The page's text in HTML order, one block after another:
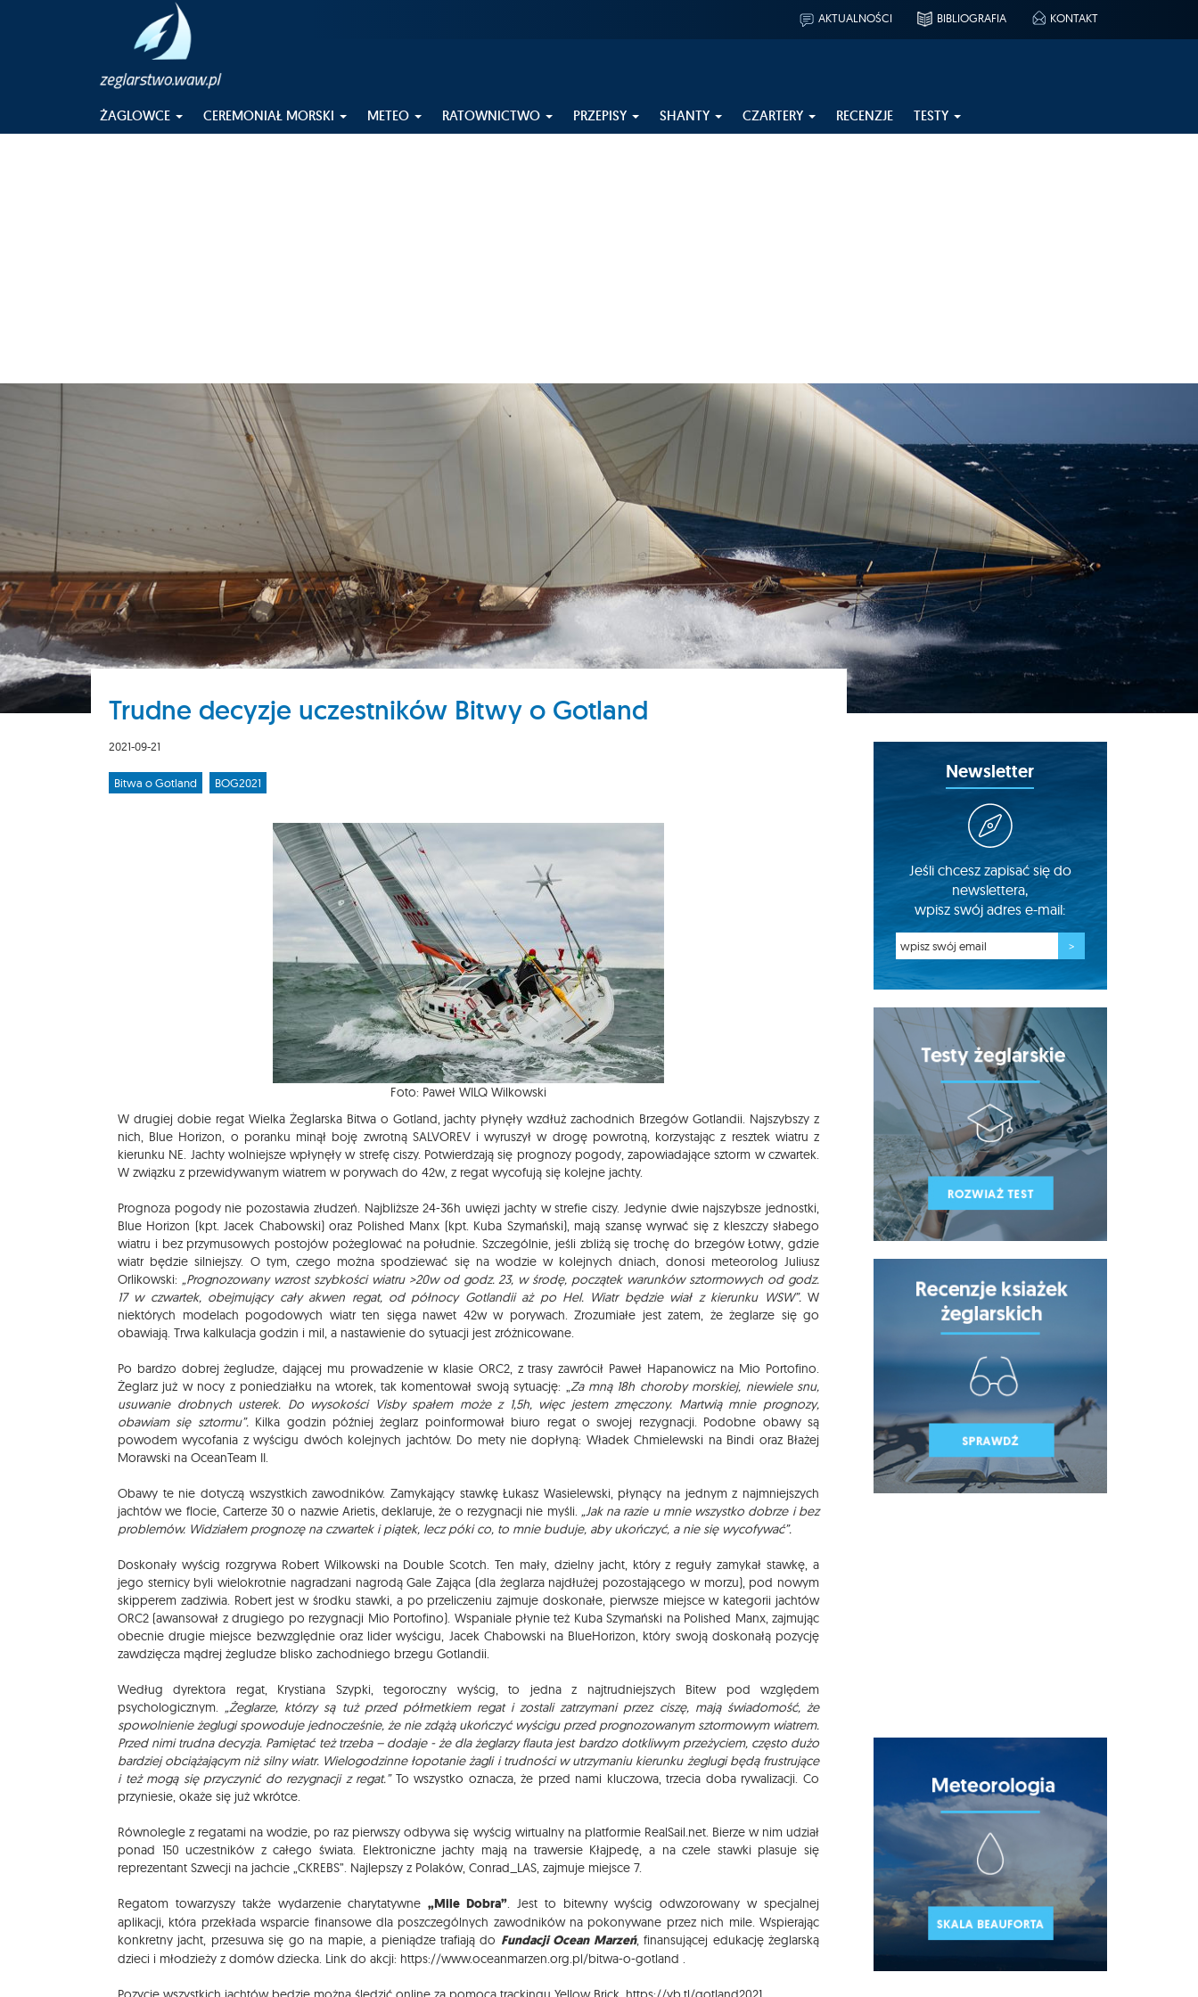
AKTUALNOŚCI BIBLIOGRAFIA KONTAKT
ŻAGLOWCE CEREMONIAŁ MORSKI METEO RATOWNICTWO PRZEPISY SHANTY CZARTERY RECENZJE TESTY
Trudne decyzje uczestników Bitwy o Gotland
2021-09-21
Bitwa o Gotland BOG2021
Foto: Paweł WILQ Wilkowski
W drugiej dobie regat Wielka Żeglarska Bitwa o Gotland, jachty płynęły wzdłuż zachodnich Brzegów Gotlandii. Najszybszy z
nich, Blue Horizon, o poranku minął boję zwrotną SALVOREV i wyruszył w drogę powrotną, korzystając z resztek wiatru z
kierunku NE. Jachty wolniejsze wpłynęły w strefę ciszy. Potwierdzają się prognozy pogody, zapowiadające sztorm w czwartek.
W związku z przewidywanym wiatrem w porywach do 42w, z regat wycofują się kolejne jachty.
Prognoza pogody nie pozostawia złudzeń. Najbliższe 24-36h uwięzi jachty w strefie ciszy. Jedynie dwie najszybsze jednostki,
Blue Horizon (kpt. Jacek Chabowski) oraz Polished Manx (kpt. Kuba Szymański), mają szansę wyrwać się z kleszczy słabego
wiatru i bez przymusowych postojów pożeglować na południe. Szczególnie, jeśli zbliżą się trochę do brzegów Łotwy, gdzie
wiatr będzie silniejszy. O tym, czego można spodziewać się na wodzie w kolejnych dniach, donosi meteorolog Juliusz
Orlikowski: „Prognozowany wzrost szybkości wiatru >20w od godz. 23, w środę, początek warunków sztormowych od godz.
17 w czwartek, obejmujący cały akwen regat, od północy Gotlandii aż po Hel. Wiatr będzie wiał z kierunku WSW”.W
niektórych modelach pogodowych wiatr ten sięga nawet 42w w porywach. Zrozumiałe jest zatem, że żeglarze się go
obawiają. Trwa kalkulacja godzin i mil, a nastawienie do sytuacji jest zróżnicowane.
Po bardzo dobrej żegludze, dającej mu prowadzenie w klasie ORC2, z trasy zawrócił Paweł Hapanowicz na Mio Portofino.
Żeglarz już w nocy z poniedziałku na wtorek, tak komentował swoją sytuację: „Za mną 18h choroby morskiej, niewiele snu,
usuwanie drobnych usterek. Do wysokości Visby spałem może z 1,5h, więc jestem zmęczony. Martwią mnie prognozy,
obawiam się sztormu”. Kilka godzin później żeglarz poinformował biuro regat o swojej rezygnacji. Podobne obawy są
powodem wycofania z wyścigu dwóch kolejnych jachtów. Do mety nie dopłyną: Władek Chmielewski na Bindi oraz Błażej
Morawski na OceanTeam II.
Obawy te nie dotyczą wszystkich zawodników. Zamykający stawkę Łukasz Wasielewski, płynący na jednym z najmniejszych
jachtów we flocie, Carterze 30 o nazwie Arietis, deklaruje, że o rezygnacji nie myśli. „Jak na razie u mnie wszystko dobrze i bez
problemów. Widziałem prognozę na czwartek i piątek, lecz póki co, to mnie buduje, aby ukończyć, a nie się wycofywać”.
Doskonały wyścig rozgrywa Robert Wilkowski na Double Scotch. Ten mały, dzielny jacht, który z reguły zamykał stawkę, a
jego sternicy byli wielokrotnie nagradzani nagrodą Gale Zająca (dla żeglarza najdłużej pozostającego w morzu), pod nowym
skipperem zadziwia. Robert jest w środku stawki, a po przeliczeniu zajmuje doskonałe, pierwsze miejsce w kategorii jachtów
ORC2 (awansował z drugiego po rezygnacji Mio Portofino). Wspaniale płynie też Kuba Szymański na Polished Manx, zajmując
obecnie drugie miejsce bezwzględnie oraz lider wyścigu, Jacek Chabowski na BlueHorizon, który swoją doskonałą pozycję
zawdzięcza mądrej żegludze blisko zachodniego brzegu Gotlandii.
Według dyrektora regat, Krystiana Szypki, tegoroczny wyścig, to jedna z najtrudniejszych Bitew pod względem
psychologicznym. „Żeglarze, którzy są tuż przed półmetkiem regat i zostali zatrzymani przez ciszę, mają świadomość, że
spowolnienie żeglugi spowoduje jednocześnie, że nie zdążą ukończyć wyścigu przed prognozowanym sztormowym wiatrem.
Przed nimi trudna decyzja. Pamiętać też trzeba – dodaje - że dla żeglarzy flauta jest bardzo dotkliwym przeżyciem, często dużo
bardziej obciążającym niż silny wiatr. Wielogodzinne łopotanie żagli i trudności w utrzymaniu kierunku żeglugi będą frustrujące
i też mogą się przyczynić do rezygnacji z regat.”To wszystko oznacza, że przed nami kluczowa, trzecia doba rywalizacji. Co
przyniesie, okaże się już wkrótce.
Równolegle z regatami na wodzie, po raz pierwszy odbywa się wyścig wirtualny na platformie RealSail.net. Bierze w nim udział
ponad 150 uczestników z całego świata. Elektroniczne jachty mają na trawersie Kłajpedę, a na czele stawki plasuje się
reprezentant Szwecji na jachcie „CKREBS”. Najlepszy z Polaków, Conrad_LAS, zajmuje miejsce 7.
Regatom towarzyszy także wydarzenie charytatywne„Mile Dobra”. Jest to bitewny wyścig odwzorowany w specjalnej
aplikacji, która przekłada wsparcie finansowe dla poszczególnych zawodników na pokonywane przez nich mile. Wspierając
konkretny jacht, przesuwa się go na mapie, a pieniądze trafiają do Fundacji Ocean Marzeń, finansującej edukację żeglarską
dzieci i młodzieży z domów dziecka. Link do akcji: https://www.oceanmarzen.org.pl/bitwa-o-gotland .
Newsletter
Jeśli chcesz zapisać się do
newslettera,
wpisz swój adres e-mail: